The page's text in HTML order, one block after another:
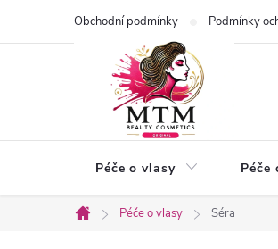
Obchodní podmínky Podmínky
Péče o vlasy Péče
Domů
Péče o vlasy Séra